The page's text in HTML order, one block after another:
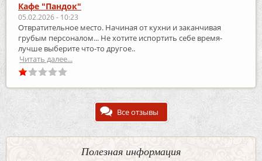
Кафе "Пандок"
05.02.2026 - 10:23
Отвратительное место. Начиная от кухни и заканчивая
грубым персоналом... Не хотите испортить себе время-
лучше выберите что-то другое..
Читать далее...
Все отзывы
Полезная информация